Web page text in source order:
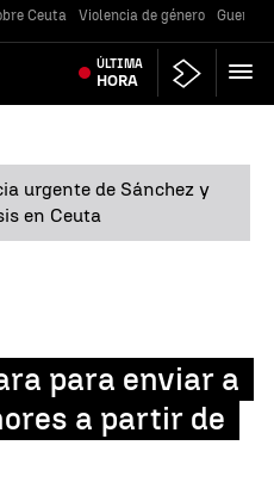
Ceuta Violencia de género Guerra
ÚLTIMA
HORA
urgente de Sánchez y
en Ceuta
para enviar a
a partir de